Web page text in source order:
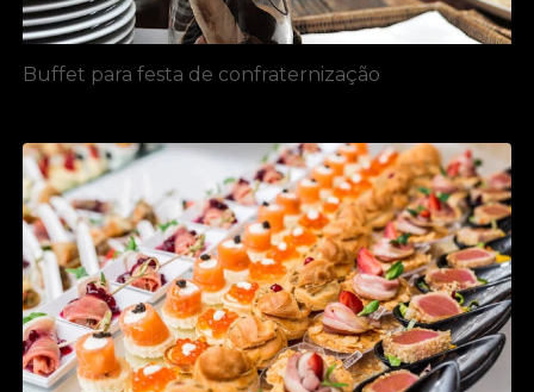
Buffet para festa de confraternização